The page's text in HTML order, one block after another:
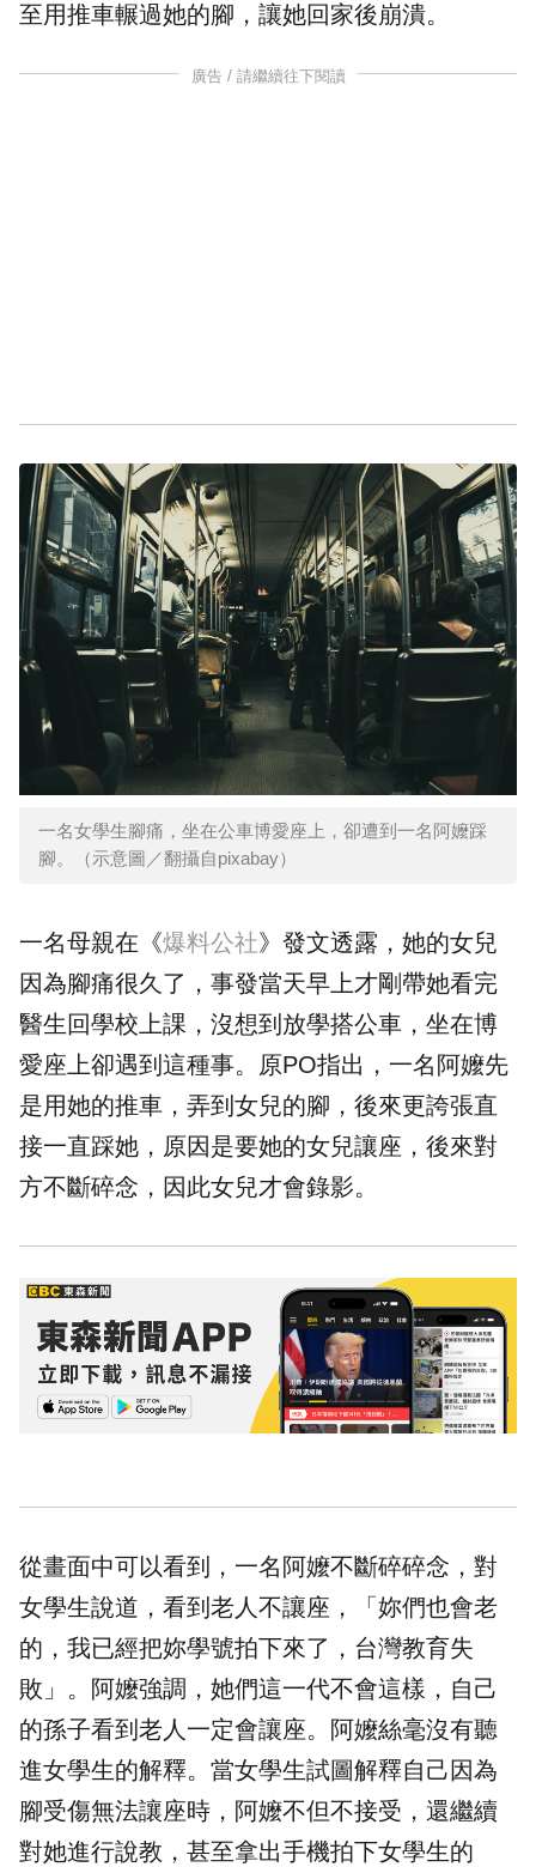
至用推車輾過她的腳，讓她回家後崩潰。
廣告 / 請繼續往下閱讀
一名女學生腳痛，坐在公車博愛座上，卻遭到一名阿嬤踩
腳。（示意圖／翻攝自pixabay）
一名母親在《爆料公社》發文透露，她的女兒
因為腳痛很久了，事發當天早上才剛帶她看完
醫生回學校上課，沒想到放學搭公車，坐在博
愛座上卻遇到這種事。原PO指出，一名阿嬤先
是用她的推車，弄到女兒的腳，後來更誇張直
接一直踩她，原因是要她的女兒讓座，後來對
方不斷碎念，因此女兒才會錄影。
從畫面中可以看到，一名阿嬤不斷碎碎念，對
女學生說道，看到老人不讓座，「妳們也會老
的，我已經把妳學號拍下來了，台灣教育失
敗」。阿嬤強調，她們這一代不會這樣，自己
的孫子看到老人一定會讓座。阿嬤絲毫沒有聽
進女學生的解釋。當女學生試圖解釋自己因為
腳受傷無法讓座時，阿嬤不但不接受，還繼續
對她進行說教，甚至拿出手機拍下女學生的